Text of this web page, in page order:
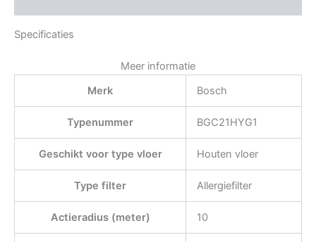
Specificaties
Meer informatie
Merk
Bosch
Typenummer BGC21HYG1
Geschikt voor type vloer Houten vloer
Type filter Allergiefilter
Actieradius (meter) 10